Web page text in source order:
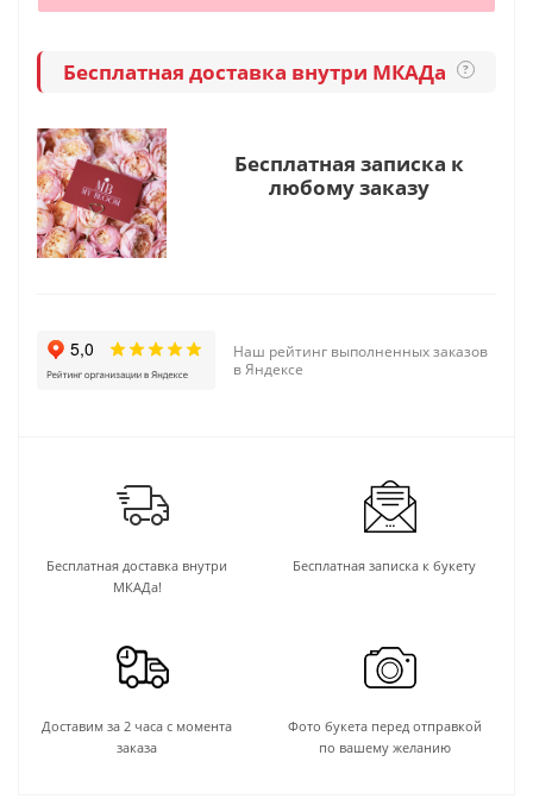
Бесплатная доставка внутри МКАДа ?
Бесплатная записка к
любому заказу
Наш рейтинг выполненных заказов
в Яндексе
Бесплатная доставка внутри
МКАДа!
Бесплатная записка к букету
Доставим за 2 часа с момента
заказа
Фото букета перед отправкой
по вашему желанию